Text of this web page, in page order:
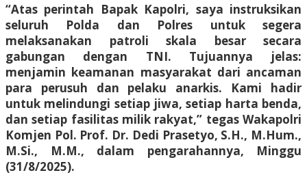
“Atas perintah Bapak Kapolri, saya instruksikan
seluruh Polda dan Polres untuk segera
melaksanakan patroli skala besar secara
gabungan dengan TNI. Tujuannya jelas:
menjamin keamanan masyarakat dari ancaman
para perusuh dan pelaku anarkis. Kami hadir
untuk melindungi setiap jiwa, setiap harta benda,
dan setiap fasilitas milik rakyat,” tegas Wakapolri
Komjen Pol. Prof. Dr. Dedi Prasetyo, S.H., M.Hum.,
M.Si., M.M., dalam pengarahannya, Minggu
(31/8/2025).